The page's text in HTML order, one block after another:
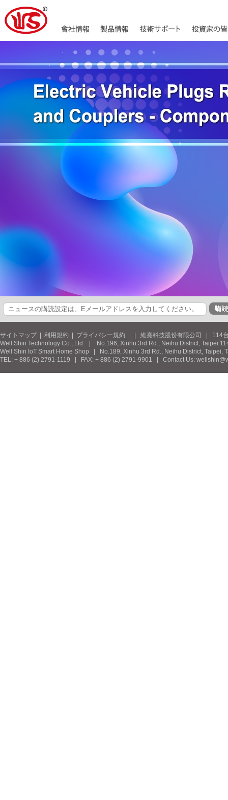
サイトマップ 利用規約 プライバシー規約 | 維熹科技股份有限公司 | 114台
Well Shin Technology Co., Ltd. | No.196, Xinhu 3rd Rd., Neihu District, Taipei
Well Shin IoT Smart Home Shop | No.189, Xinhu 3rd Rd., Neihu District, Taipei,
TEL: + 886 (2) 2791-1119 | FAX: + 886 (2) 2791-9901 | Contact Us: